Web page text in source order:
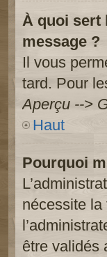
À quoi sert
message ?
Il vous
tard. Pour
Aperçu -->
Haut
Pourquoi
nécessite
être validés